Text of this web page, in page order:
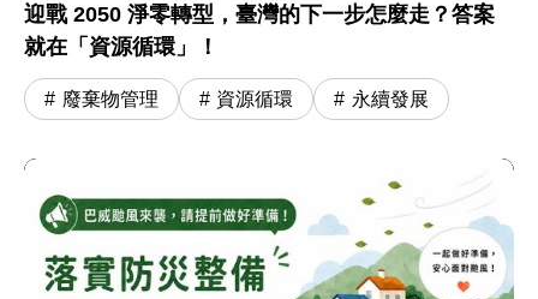
迎戰 2050 淨零轉型，臺灣的下一步怎麼走？答案
就在「資源循環」！
廢棄物管理 資源循環 永續發展